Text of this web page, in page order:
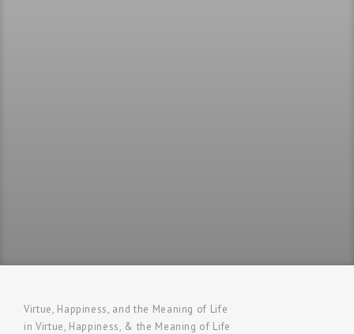
Virtue, Happiness, and the Meaning of Life
in Virtue, Happiness, & the Meaning of Life